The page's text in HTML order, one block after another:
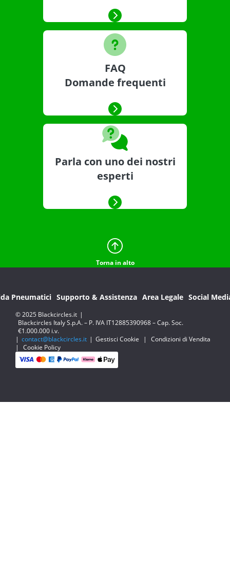
FAQ
Domande frequenti
Parla con uno dei nostri
esperti
Torna in alto
Pneumatici Supporto & Assistenza Area Legale Social
© 2025 Blackcircles.it |
Blackcircles Italy S.p.A. – P. IVA IT12885390968 – Cap. Soc.
€1.000.000 i.v.
| contact@blackcircles.it | Gestisci Cookie |
Condizioni di Vendita
|
Cookie Policy